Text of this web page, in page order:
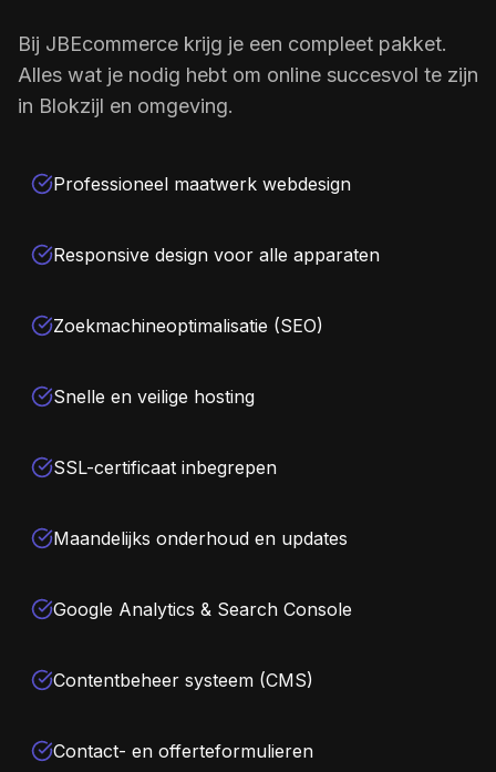
Bij JBEcommerce krijg je een compleet pakket.
Alles wat je nodig hebt om online succesvol te zijn
in Blokzijl en omgeving.
Professioneel maatwerk webdesign
Responsive design voor alle apparaten
Zoekmachineoptimalisatie (SEO)
Snelle en veilige hosting
SSL-certificaat inbegrepen
Maandelijks onderhoud en updates
Google Analytics & Search Console
Contentbeheer systeem (CMS)
Contact- en offerteformulieren